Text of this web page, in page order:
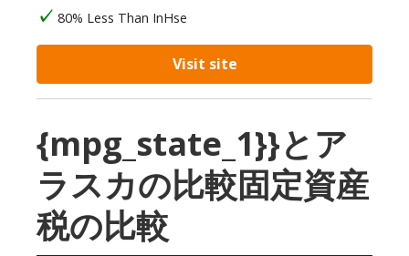
80% Less Than InHse
Visit site
{mpg_state_1}}とア
ラスカの比較固定資産
税の比較